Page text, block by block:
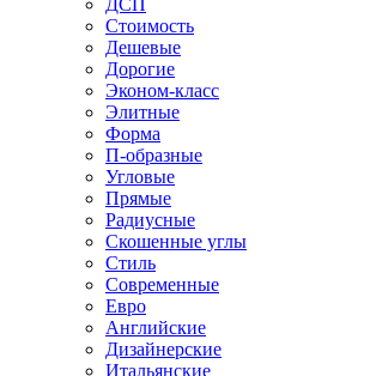
ДСП
Стоимость
Дешевые
Дорогие
Эконом-класс
Элитные
Форма
П-образные
Угловые
Прямые
Радиусные
Скошенные углы
Стиль
Современные
Евро
Английские
Дизайнерские
Итальянские